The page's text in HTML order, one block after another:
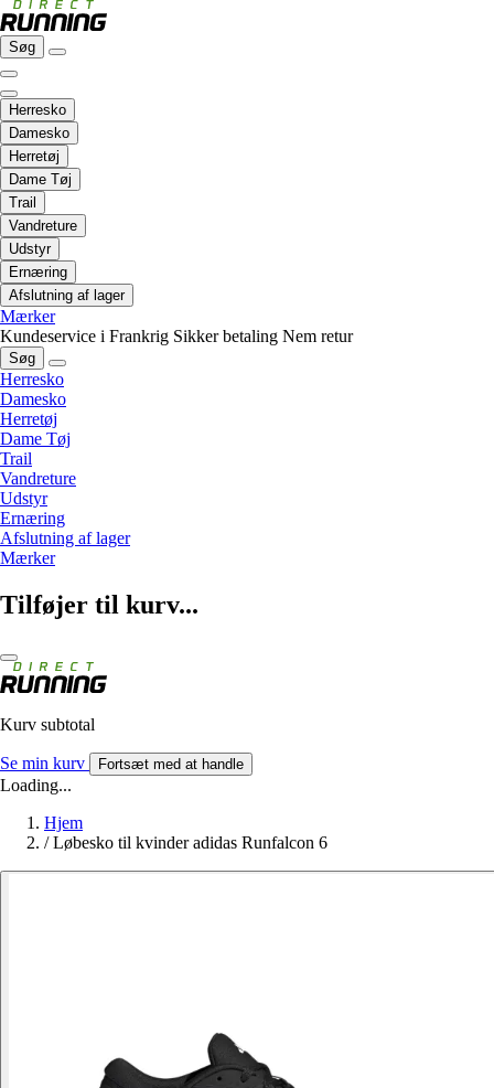
Søg
Herresko
Damesko
Herretøj
Dame Tøj
Trail
Vandreture
Udstyr
Ernæring
Afslutning af lager
Mærker
Kundeservice i Frankrig Sikker betaling Nem retur
Søg
Herresko
Damesko
Herretøj
Dame Tøj
Trail
Vandreture
Udstyr
Ernæring
Afslutning af lager
Mærker
Tilføjer til kurv...
Kurv subtotal
Se min kurv Fortsæt med at handle
Loading...
Hjem
/ Løbesko til kvinder adidas Runfalcon 6